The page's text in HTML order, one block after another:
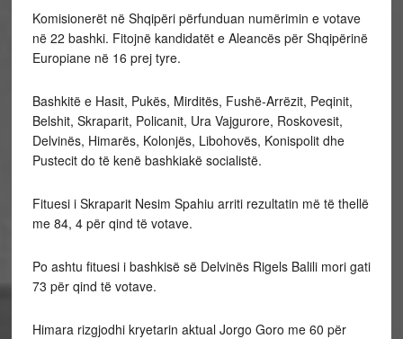
Komisionerët në Shqipëri përfunduan numërimin e votave
në 22 bashki. Fitojnë kandidatët e Aleancës për Shqipërinë
Europiane në 16 prej tyre.
Bashkitë e Hasit, Pukës, Mirditës, Fushë-Arrëzit, Peqinit,
Belshit, Skraparit, Policanit, Ura Vajgurore, Roskovesit,
Delvinës, Himarës, Kolonjës, Libohovës, Konispolit dhe
Pustecit do të kenë bashkiakë socialistë.
Fituesi i Skraparit Nesim Spahiu arriti rezultatin më të thellë
me 84, 4 për qind të votave.
Po ashtu fituesi i bashkisë së Delvinës Rigels Balili mori gati
73 për qind të votave.
Himara rizgjodhi kryetarin aktual Jorgo Goro me 60 për